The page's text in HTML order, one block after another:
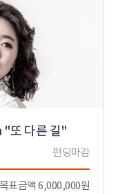
또 다른 길"
펀딩마감
목표금액 6,000,000원